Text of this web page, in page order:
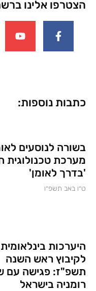
הצטרפו אלינו
כתבות נוספות:
בשורה לנוסעים
מערכת טכנולוגית
'בדרך לאומן'
ט״ו באב תשפ״ו
היערכות בינלאומית
לקיבוץ ראש השנה
תשפ"ז: פגישה עם
רומניה בישראל